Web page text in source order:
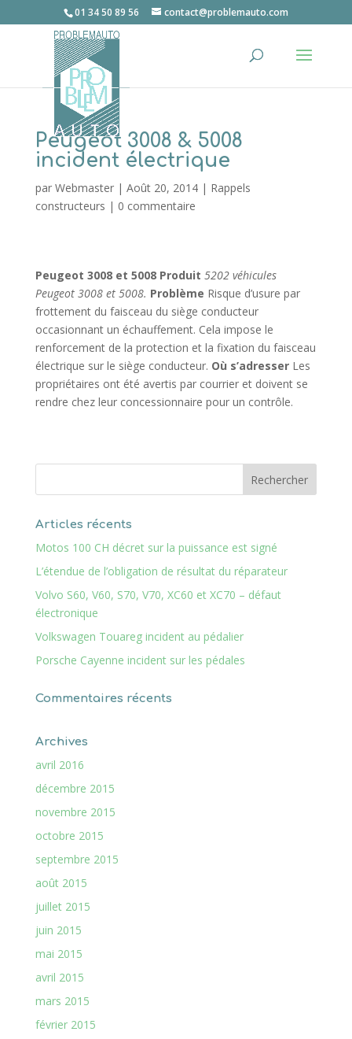
01 34 50 89 56 contact@problemauto.com
Peugeot 3008 & 5008
incident électrique
par Webmaster| Août 20, 2014| Rappels
constructeurs | 0 commentaire
Peugeot 3008 et 5008 Produit 5202 véhicules
Peugeot 3008 et 5008. Problème Risque d’usure par
frottement du faisceau du siège conducteur
occasionnant un échauffement. Cela impose le
renforcement de la protection et la fixation du faisceau
électrique sur le siège conducteur. Où s’adresserLes
propriétaires ont été avertis par courrier et doivent se
rendre chez leur concessionnaire pour un contrôle.
Articles récents
Motos 100 CH décret sur la puissance est signé
L’étendue de l’obligation de résultat du réparateur
Volvo S60, V60, S70, V70, XC60 et XC70 – défaut
électronique
Volkswagen Touareg incident au pédalier
Porsche Cayenne incident sur les pédales
Commentaires récents
Archives
avril 2016
décembre 2015
novembre 2015
octobre 2015
septembre 2015
août 2015
juillet 2015
juin 2015
mai 2015
avril 2015
mars 2015
février 2015